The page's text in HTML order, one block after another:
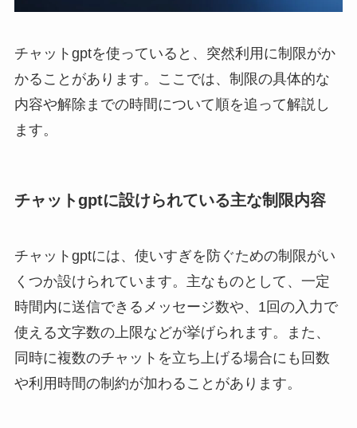
チャットgptを使っていると、突然利用に制限がか
かることがあります。ここでは、制限の具体的な
内容や解除までの時間について順を追って解説し
ます。
チャットgptに設けられている主な制限内容
チャットgptには、使いすぎを防ぐための制限がい
くつか設けられています。主なものとして、一定
時間内に送信できるメッセージ数や、1回の入力で
使える文字数の上限などが挙げられます。また、
同時に複数のチャットを立ち上げる場合にも回数
や利用時間の制約が加わることがあります。